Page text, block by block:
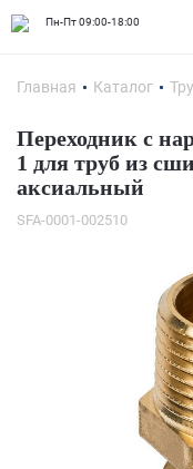
Пн-Пт 09:00-18:00
Главная Каталог
Переходник с
1 для труб из
аксиальный
SFA-0001-002510